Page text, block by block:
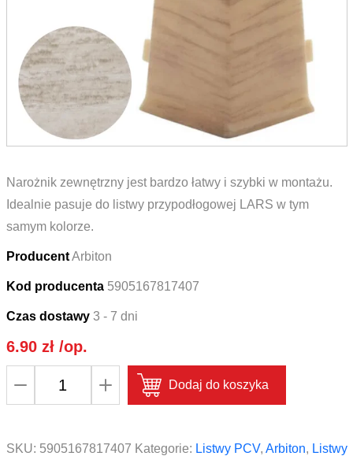
Narożnik zewnętrzny jest bardzo łatwy i szybki w montażu.
Idealnie pasuje do listwy przypodłogowej LARS w tym
samym kolorze.
Producent Arbiton
Kod producenta 5905167817407
Czas dostawy 3 - 7 dni
6.90 zł/op.
do
Dodaj do koszyka
SKU: 5905167817407 Kategorie: Listwy PCV, Arbiton, Listwy